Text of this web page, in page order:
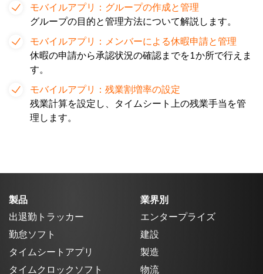
モバイルアプリ：グループの作成と管理
グループの目的と管理方法について解説します。
モバイルアプリ：メンバーによる休暇申請と管理
休暇の申請から承認状況の確認までを1か所で行えま
す。
モバイルアプリ：残業割増率の設定
残業計算を設定し、タイムシート上の残業手当を管
理します。
製品
出退勤トラッカー
勤怠ソフト
タイムシートアプリ
タイムクロックソフト
業界別
エンタープライズ
建設
製造
物流